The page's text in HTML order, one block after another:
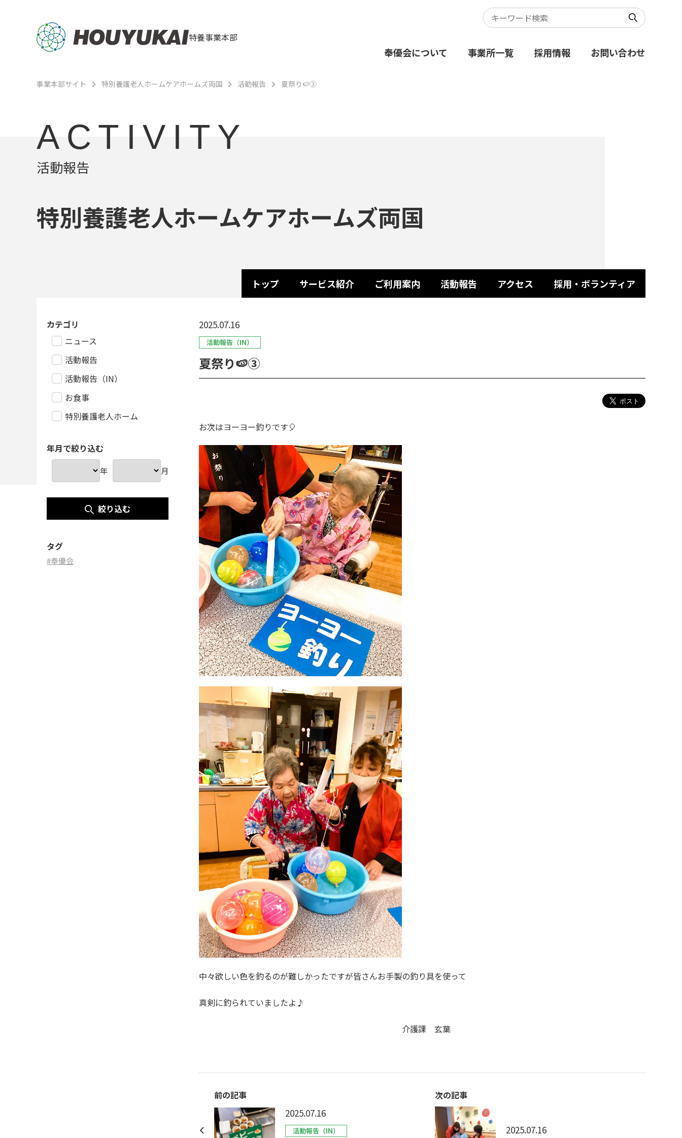
特養事業本部
奉優会について 事業所一覧 採用情報 お問い合わせ
事業本部サイト 特別養護老人ホームケアホームズ両国 活動報告 夏祭り🍉③
ACTIVITY
活動報告
特別養護老人ホームケアホームズ両国
トップ サービス紹介 ご利用案内 活動報告 アクセス 採用・ボランティア
2025.07.16
活動報告（IN）
夏祭り🍉③
お次はヨーヨー釣りです🎈
中々欲しい色を釣るのが難しかったですが皆さんお手製の釣り具を使って
真剣に釣られていましたよ♪
介護課 玄葉
前の記事
2025.07.16
活動報告（IN）
次の記事
2025.07.16
カテゴリ
ニュース
活動報告
活動報告（IN）
お食事
特別養護老人ホーム
年月で絞り込む
年 月
絞り込む
タグ
#奉優会